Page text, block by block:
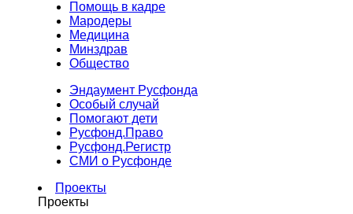
Помощь в кадре
Мародеры
Медицина
Минздрав
Общество
Эндаумент Русфонда
Особый случай
Помогают дети
Русфонд.Право
Русфонд.Регистр
СМИ о Русфонде
Проекты
Проекты